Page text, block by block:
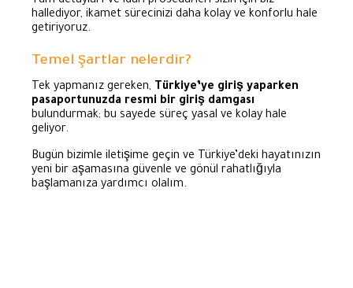
hallediyor, ikamet sürecinizi daha kolay ve konforlu hale
getiriyoruz.
Temel şartlar nelerdir?
Tek yapmanız gereken, Türkiye’ye giriş yaparken
pasaportunuzda resmi bir giriş damgası
bulundurmak; bu sayede süreç yasal ve kolay hale
geliyor.
Bugün bizimle iletişime geçin ve Türkiye’deki hayatınızın
yeni bir aşamasına güvenle ve gönül rahatlığıyla
başlamanıza yardımcı olalım.